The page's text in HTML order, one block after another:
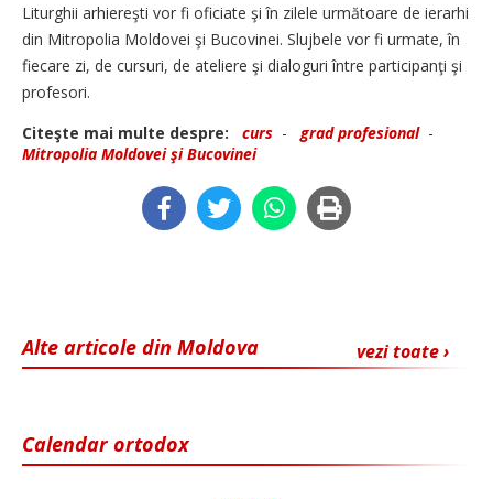
Liturghii arhiereşti vor fi oficiate şi în zilele următoare de ierarhi
din Mitropolia Moldovei şi Bucovinei. Slujbele vor fi urmate, în
fiecare zi, de cursuri, de ateliere şi dialoguri între participanţi şi
profesori.
Citeşte mai multe despre:
curs - grad profesional-
Mitropolia Moldovei şi Bucovinei
vezi toate ›
Alte articole din Moldova
Calendar ortodox